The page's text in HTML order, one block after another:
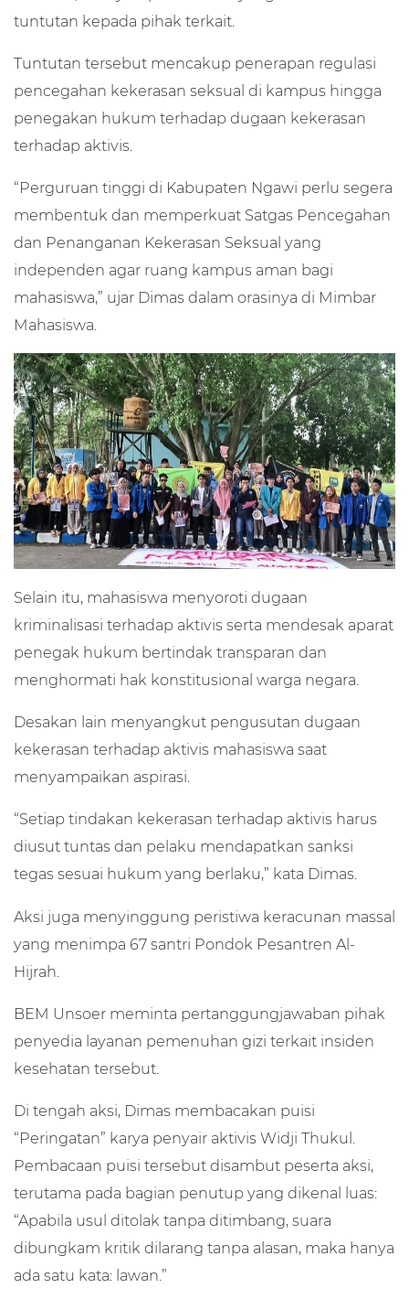
tuntutan kepada pihak terkait.
Tuntutan tersebut mencakup penerapan regulasi
pencegahan kekerasan seksual di kampus hingga
penegakan hukum terhadap dugaan kekerasan
terhadap aktivis.
“Perguruan tinggi di Kabupaten Ngawi perlu segera
membentuk dan memperkuat Satgas Pencegahan
dan Penanganan Kekerasan Seksual yang
independen agar ruang kampus aman bagi
mahasiswa,” ujar Dimas dalam orasinya di Mimbar
Mahasiswa.
Selain itu, mahasiswa menyoroti dugaan
kriminalisasi terhadap aktivis serta mendesak aparat
penegak hukum bertindak transparan dan
menghormati hak konstitusional warga negara.
Desakan lain menyangkut pengusutan dugaan
kekerasan terhadap aktivis mahasiswa saat
menyampaikan aspirasi.
“Setiap tindakan kekerasan terhadap aktivis harus
diusut tuntas dan pelaku mendapatkan sanksi
tegas sesuai hukum yang berlaku,” kata Dimas.
Aksi juga menyinggung peristiwa keracunan massal
yang menimpa 67 santri Pondok Pesantren Al-
Hijrah.
BEM Unsoer meminta pertanggungjawaban pihak
penyedia layanan pemenuhan gizi terkait insiden
kesehatan tersebut.
Di tengah aksi, Dimas membacakan puisi
“Peringatan” karya penyair aktivis Widji Thukul.
Pembacaan puisi tersebut disambut peserta aksi,
terutama pada bagian penutup yang dikenal luas:
“Apabila usul ditolak tanpa ditimbang, suara
dibungkam kritik dilarang tanpa alasan, maka hanya
ada satu kata: lawan.”